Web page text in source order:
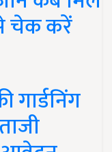
चेक करें
गार्डनिंग